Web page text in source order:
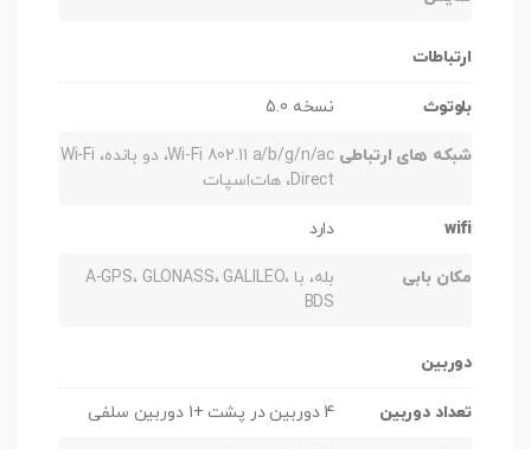
ارتباطات
بلوتوث نسخه 5.0
شبکه های ارتباطی
Wi-Fi 802.11 a/b/g/n/ac، دو بانده، Wi-Fi
Direct، هات‌اسپات
wifi دارد
مکان بابی
بله، با A-GPS، GLONASS، GALILEO،
BDS
دوربین
تعداد دوربین 4 دوربین در پشت +1 دوربین سلفی